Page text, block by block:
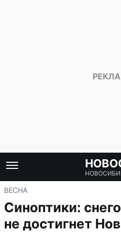
ВЕСНА
Синоптики:
не достигнет